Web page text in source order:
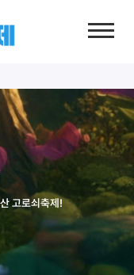
고로쇠축제!